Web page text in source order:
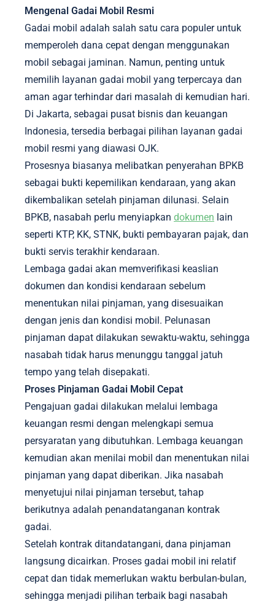
Mengenal Gadai Mobil Resmi
Gadai mobil adalah salah satu cara populer untuk
memperoleh dana cepat dengan menggunakan
mobil sebagai jaminan. Namun, penting untuk
memilih layanan gadai mobil yang terpercaya dan
aman agar terhindar dari masalah di kemudian hari.
Di Jakarta, sebagai pusat bisnis dan keuangan
Indonesia, tersedia berbagai pilihan layanan gadai
mobil resmi yang diawasi OJK.
Prosesnya biasanya melibatkan penyerahan BPKB
sebagai bukti kepemilikan kendaraan, yang akan
dikembalikan setelah pinjaman dilunasi. Selain
BPKB, nasabah perlu menyiapkan dokumen lain
seperti KTP, KK, STNK, bukti pembayaran pajak, dan
bukti servis terakhir kendaraan.
Lembaga gadai akan memverifikasi keaslian
dokumen dan kondisi kendaraan sebelum
menentukan nilai pinjaman, yang disesuaikan
dengan jenis dan kondisi mobil. Pelunasan
pinjaman dapat dilakukan sewaktu-waktu, sehingga
nasabah tidak harus menunggu tanggal jatuh
tempo yang telah disepakati.
Proses Pinjaman Gadai Mobil Cepat
Pengajuan gadai dilakukan melalui lembaga
keuangan resmi dengan melengkapi semua
persyaratan yang dibutuhkan. Lembaga keuangan
kemudian akan menilai mobil dan menentukan nilai
pinjaman yang dapat diberikan. Jika nasabah
menyetujui nilai pinjaman tersebut, tahap
berikutnya adalah penandatanganan kontrak
gadai.
Setelah kontrak ditandatangani, dana pinjaman
langsung dicairkan. Proses gadai mobil ini relatif
cepat dan tidak memerlukan waktu berbulan-bulan,
sehingga menjadi pilihan terbaik bagi nasabah